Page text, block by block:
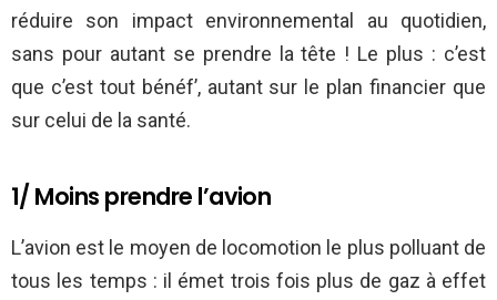
réduire son impact environnemental au quotidien,
sans pour autant se prendre la tête ! Le plus : c’est
que c’est tout bénéf’, autant sur le plan financier que
sur celui de la santé.
1/ Moins prendre l’avion
L’avion est le moyen de locomotion le plus polluant de
tous les temps : il émet trois fois plus de gaz à effet